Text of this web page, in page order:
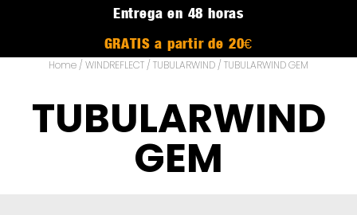
Entrega en 48 horas
GRATIS a partir de 20€
Home / WINDREFLECT / TUBULARWIND / TUBULARWIND GEM
TUBULARWIND
GEM